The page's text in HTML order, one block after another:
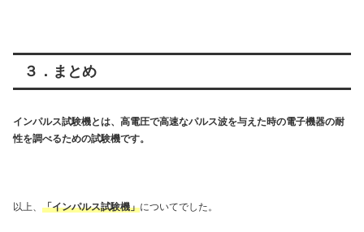
３．まとめ
インパルス試験機とは、高電圧で高速なパルス波を与えた時の電子機器の耐
性を調べるための試験機です。
以上、 「インパルス試験機」についてでした。